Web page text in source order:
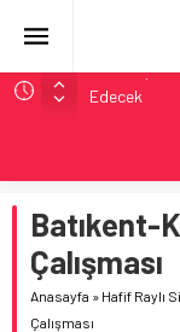
9,9 Milyar
Utah’ta 31
Wabtec
Kadar
ABD’de
Stadler,
Edecek
Batıkent-
Çalışması
Anasayfa » Hafif Raylı
Çalışması